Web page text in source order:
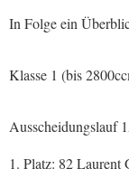
In Folge ein
Klasse 1 (bis
Ausscheidungslauf
1. Platz: 82